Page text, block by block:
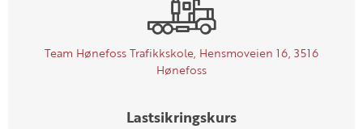
Team Hønefoss Trafikkskole, Hensmoveien 16, 3516
Hønefoss
Lastsikringskurs